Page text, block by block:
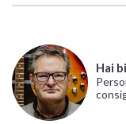
Hai